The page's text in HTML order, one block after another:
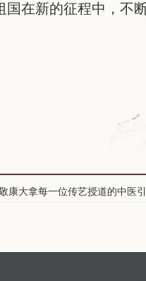
在新的征程中，不
康大拿每一位传艺授道的中医